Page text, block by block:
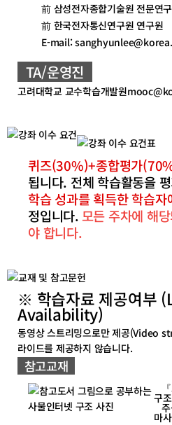
前 삼성전자종합기술원 전문연
前 한국전자통신연구원 연구원
E-mail:
TA/운영진
고려대학교 교수학습개발원
퀴즈(30%)+종합평가
됩니다. 전체 학습활동을
학습 성과를 획득한 학습
정입니다.모든 주차에 해
야 합니다.
※ 학습자료 제공여부
Availability)
동영상 스트리밍으로만 제공(Video
라이드를 제공하지 않습니다.
참고교재
구
주
마